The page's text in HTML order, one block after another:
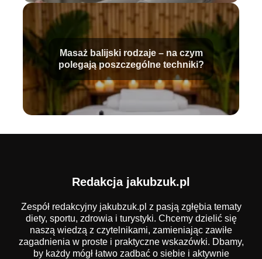
Masaż balijski rodzaje – na czym
polegają poszczególne techniki?
Redakcja jakubzuk.pl
Zespół redakcyjny jakubzuk.pl z pasją zgłębia tematy
diety, sportu, zdrowia i turystyki. Chcemy dzielić się
naszą wiedzą z czytelnikami, zamieniając zawiłe
zagadnienia w proste i praktyczne wskazówki. Dbamy,
by każdy mógł łatwo zadbać o siebie i aktywnie